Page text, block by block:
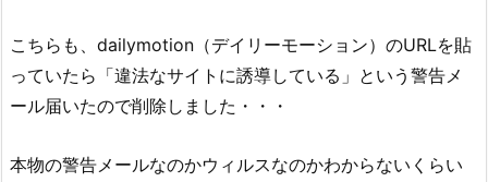
こちらも、dailymotion（デイリーモーション）のURLを貼
っていたら「違法なサイトに誘導している」という警告メ
ール届いたので削除しました・・・
本物の警告メールなのかウィルスなのかわからないくらい